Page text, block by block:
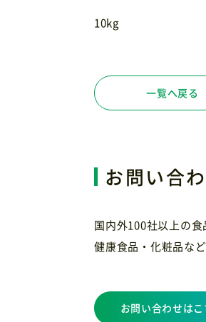
10kg
一覧へ戻る
お問い合
国内外100社以上の
健康食品・化粧品な
お問い合わせはこ